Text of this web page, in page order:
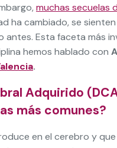
muchas secuelas
ha cambiado, se
Esta faceta más
hemos hablado con
.
Adquirido
más comunes?
en el cerebro y que